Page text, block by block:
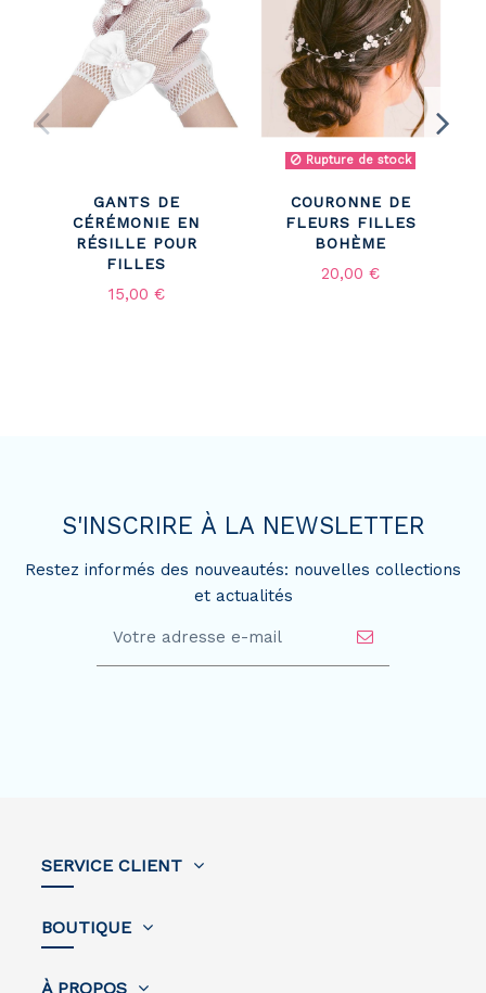
GANTS DE
CÉRÉMONIE EN
RÉSILLE POUR
FILLES
15,00 €
Rupture de stock
COURONNE DE
FLEURS FILLES
BOHÈME
20,00 €
S'INSCRIRE À LA NEWSLETTER
Restez informés des nouveautés: nouvelles collections
et actualités
SERVICE CLIENT
BOUTIQUE
À PROPOS